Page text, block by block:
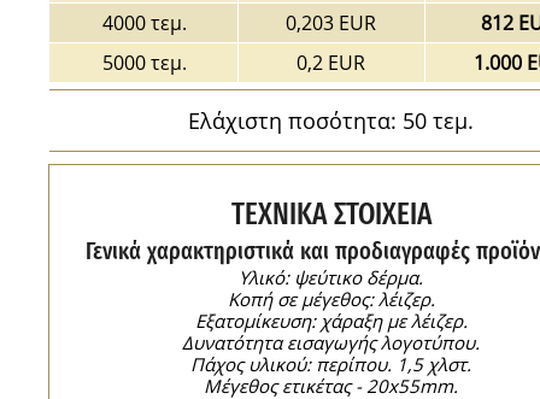
4000 τεμ.
0,203 EUR
812
5000 τεμ.
0,2 EUR 1.000
Ελάχιστη ποσότητα: 50 τεμ.
ΤΕΧΝΙΚΑ ΣΤΟΙΧΕΙΑ
Γενικά χαρακτηριστικά και προδιαγραφές
Υλικό: ψεύτικο δέρμα.
Κοπή σε μέγεθος: λέιζερ.
Εξατομίκευση: χάραξη με λέιζερ.
Δυνατότητα εισαγωγής λογοτύπου.
Πάχος υλικού: περίπου. 1,5 χλστ.
Μέγεθος ετικέτας - 20x55mm.